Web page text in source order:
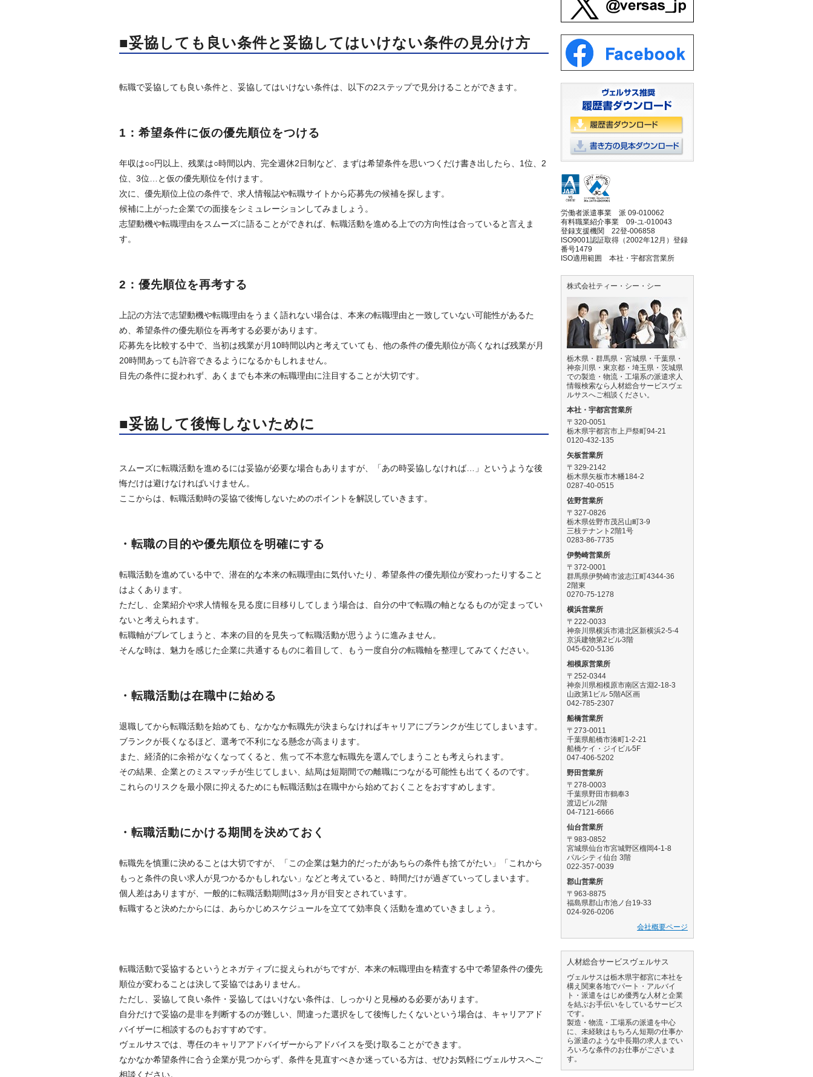
■妥協しても良い条件と妥協してはいけない条件の見分け方
転職で妥協しても良い条件と、妥協してはいけない条件は、以下の2ステップで見分けることができます。
1：希望条件に仮の優先順位をつける
年収は○○円以上、残業は○時間以内、完全週休2日制など、まずは希望条件を思いつくだけ書き出したら、1位、2
位、3位…と仮の優先順位を付けます。
次に、優先順位上位の条件で、求人情報誌や転職サイトから応募先の候補を探します。
候補に上がった企業での面接をシミュレーションしてみましょう。
志望動機や転職理由をスムーズに語ることができれば、転職活動を進める上での方向性は合っていると言えま
す。
2：優先順位を再考する
上記の方法で志望動機や転職理由をうまく語れない場合は、本来の転職理由と一致していない可能性があるた
め、希望条件の優先順位を再考する必要があります。
応募先を比較する中で、当初は残業が月10時間以内と考えていても、他の条件の優先順位が高くなれば残業が月
20時間あっても許容できるようになるかもしれません。
目先の条件に捉われず、あくまでも本来の転職理由に注目することが大切です。
■妥協して後悔しないために
スムーズに転職活動を進めるには妥協が必要な場合もありますが、「あの時妥協しなければ…」というような後
悔だけは避けなければいけません。
ここからは、転職活動時の妥協で後悔しないためのポイントを解説していきます。
・転職の目的や優先順位を明確にする
転職活動を進めている中で、潜在的な本来の転職理由に気付いたり、希望条件の優先順位が変わったりすること
はよくあります。
ただし、企業紹介や求人情報を見る度に目移りしてしまう場合は、自分の中で転職の軸となるものが定まってい
ないと考えられます。
転職軸がブレてしまうと、本来の目的を見失って転職活動が思うように進みません。
そんな時は、魅力を感じた企業に共通するものに着目して、もう一度自分の転職軸を整理してみてください。
・転職活動は在職中に始める
退職してから転職活動を始めても、なかなか転職先が決まらなければキャリアにブランクが生じてしまいます。
ブランクが長くなるほど、選考で不利になる懸念が高まります。
また、経済的に余裕がなくなってくると、焦って不本意な転職先を選んでしまうことも考えられます。
その結果、企業とのミスマッチが生じてしまい、結局は短期間での離職につながる可能性も出てくるのです。
これらのリスクを最小限に抑えるためにも転職活動は在職中から始めておくことをおすすめします。
・転職活動にかける期間を決めておく
転職先を慎重に決めることは大切ですが、「この企業は魅力的だったがあちらの条件も捨てがたい」「これから
もっと条件の良い求人が見つかるかもしれない」などと考えていると、時間だけが過ぎていってしまいます。
個人差はありますが、一般的に転職活動期間は3ヶ月が目安とされています。
転職すると決めたからには、あらかじめスケジュールを立てて効率良く活動を進めていきましょう。
転職活動で妥協するというとネガティブに捉えられがちですが、本来の転職理由を精査する中で希望条件の優先
順位が変わることは決して妥協ではありません。
ただし、妥協して良い条件・妥協してはいけない条件は、しっかりと見極める必要があります。
自分だけで妥協の是非を判断するのが難しい、間違った選択をして後悔したくないという場合は、キャリアアド
バイザーに相談するのもおすすめです。
ヴェルサスでは、専任のキャリアアドバイザーからアドバイスを受け取ることができます。
なかなか希望条件に合う企業が見つからず、条件を見直すべきか迷っている方は、ぜひお気軽にヴェルサスへご
相談ください。
労働者派遣事業 派 09-010062
有料職業紹介事業 09-ユ-010043
登録支援機関 22登-006858
ISO9001認証取得（2002年12月）登録
番号1479
ISO適用範囲 本社・宇都宮営業所
株式会社ティー・シー・シー
栃木県・群馬県・宮城県・千葉県・
神奈川県・東京都・埼玉県・茨城県
での製造・物流・工場系の派遣求人
情報検索なら人材総合サービスヴェ
ルサスへご相談ください。
本社・宇都宮営業所
〒320-0051
栃木県宇都宮市上戸祭町94-21
0120-432-135
矢板営業所
〒329-2142
栃木県矢板市木幡184-2
0287-40-0515
佐野営業所
〒327-0826
栃木県佐野市茂呂山町3-9
三枝テナント2階1号
0283-86-7735
伊勢崎営業所
〒372-0001
群馬県伊勢崎市波志江町4344-36
2階東
0270-75-1278
横浜営業所
〒222-0033
神奈川県横浜市港北区新横浜2-5-4
京浜建物第2ビル3階
045-620-5136
相模原営業所
〒252-0344
神奈川県相模原市南区古淵2-18-3
山政第1ビル 5階A区画
042-785-2307
船橋営業所
〒273-0011
千葉県船橋市湊町1-2-21
船橋ケイ・ジイビル5F
047-406-5202
野田営業所
〒278-0003
千葉県野田市鶴奉3
渡辺ビル2階
04-7121-6666
仙台営業所
〒983-0852
宮城県仙台市宮城野区榴岡4-1-8
パルシティ仙台 3階
022-357-0039
郡山営業所
〒963-8875
福島県郡山市池ノ台19-33
024-926-0206
会社概要ページ
人材総合サービスヴェルサス
ヴェルサスは栃木県宇都宮に本社を
構え関東各地でパート・アルバイ
ト・派遣をはじめ優秀な人材と企業
を結ぶお手伝いをしているサービス
です。
製造・物流・工場系の派遣を中心
に、未経験はもちろん短期の仕事か
ら派遣のような中長期の求人までい
ろいろな条件のお仕事がございま
す。